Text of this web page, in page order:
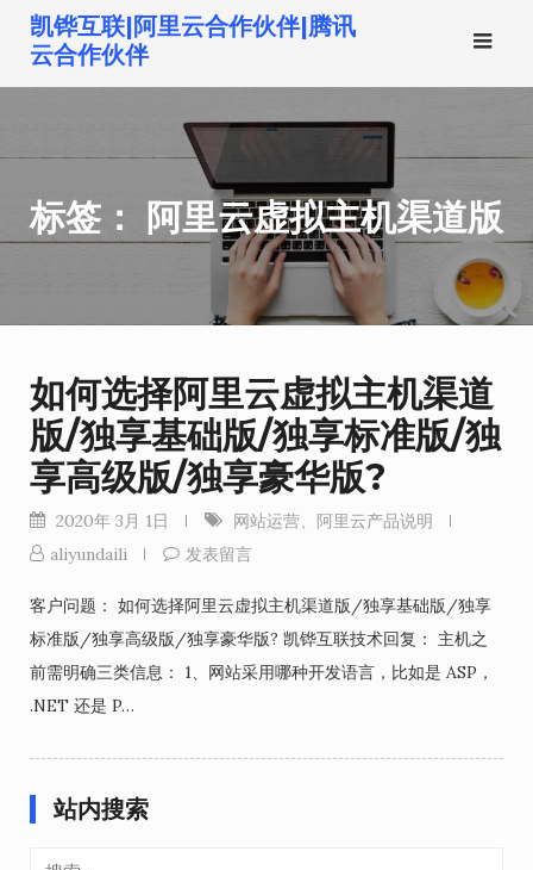
到
凯铧互联|阿里云合作伙伴|腾讯
云合作伙伴
标签： 阿里云虚拟主机渠道版
如何选择阿里云虚拟主机渠道
版/独享基础版/独享标准版/独
享高级版/独享豪华版?
2020年 3月 1日 网站运营、 阿里云产品说明
aliyundaili
发表留言
客户问题： 如何选择阿里云虚拟主机渠道版/独享基础版/独享
标准版/独享高级版/独享豪华版? 凯铧互联技术回复： 主机之
前需明确三类信息： 1、网站采用哪种开发语言，比如是 ASP，
.NET 还是 P…
站内搜索